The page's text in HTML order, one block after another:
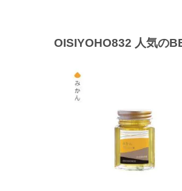
OISIYOHO832 人気の